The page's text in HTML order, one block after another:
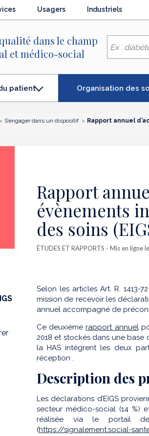
Usagers Industriels
dans le champ
et médico-social
patient Organisation des
S’engager dans un dispositif
Rapport annuel
Rapport
évènements
des soins
ÉTUDES ET RAPPORTS - Mis en ligne
Selon les articles Art. R. 1413-
mission de recevoir les
annuel accompagné de
Ce deuxièmerapport annuel
2018 et stockés dans une base
la HAS intègrent les deux
réception .
Description des
Les déclarations d’EIGS
secteur médico-social (14 %)
réalisée via le portail des
(https://signalement.social-